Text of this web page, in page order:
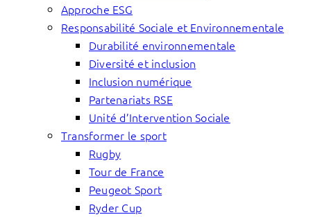
Approche ESG
Responsabilité Sociale et Environnementale
Durabilité environnementale
Diversité et inclusion
Inclusion numérique
Partenariats RSE
Unité d’Intervention Sociale
Transformer le sport
Rugby
Tour de France
Peugeot Sport
Ryder Cup